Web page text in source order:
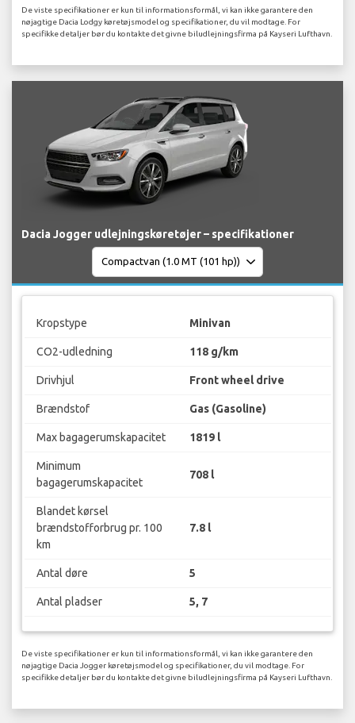
De viste specifikationer er kun til informationsformål, vi kan ikke garantere den
nøjagtige Dacia Lodgy køretøjsmodel og specifikationer, du vil modtage. For
specifikke detaljer bør du kontakte det givne biludlejningsfirma på Kayseri Lufthavn.
Dacia Jogger udlejningskøretøjer – specifikationer
Kropstype Minivan
CO2-udledning 118 g/km
Drivhjul Front wheel drive
Brændstof Gas (Gasoline)
Max bagagerumskapacitet 1819 l
Minimum
bagagerumskapacitet
708 l
Blandet kørsel
brændstofforbrug pr. 100
km
7.8 l
Antal døre 5
Antal pladser 5, 7
De viste specifikationer er kun til informationsformål, vi kan ikke garantere den
nøjagtige Dacia Jogger køretøjsmodel og specifikationer, du vil modtage. For
specifikke detaljer bør du kontakte det givne biludlejningsfirma på Kayseri Lufthavn.